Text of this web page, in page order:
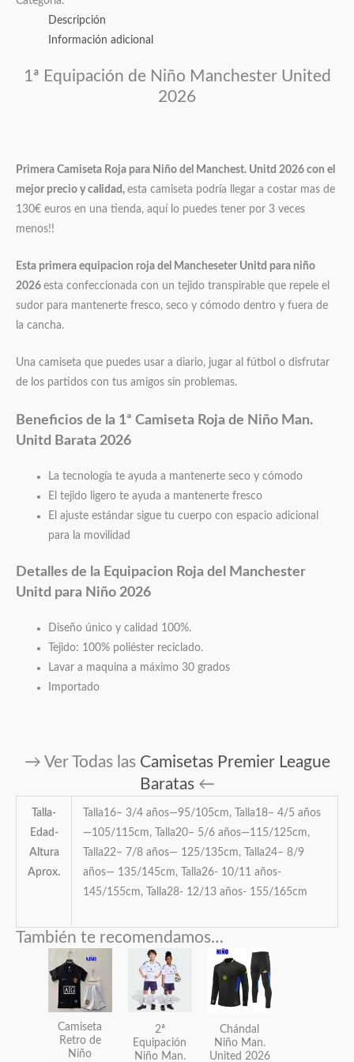
Descripción
Información adicional
1ª Equipación de Niño Manchester United
2026
Primera Camiseta Roja para Niño del Manchest. Unitd 2026 con el
mejor precio y calidad, esta camiseta podría llegar a costar mas de
130€ euros en una tienda, aquí lo puedes tener por 3 veces
menos!!
Esta primera equipacion roja del Mancheseter Unitd para niño
2026 esta confeccionada con un tejido transpirable que repele el
sudor para mantenerte fresco, seco y cómodo dentro y fuera de
la cancha.
Una camiseta que puedes usar a diario, jugar al fútbol o disfrutar
de los partidos con tus amigos sin problemas.
Beneficios de la 1ª Camiseta Roja de Niño Man.
Unitd Barata 2026
La tecnología te ayuda a mantenerte seco y cómodo
El tejido ligero te ayuda a mantenerte fresco
El ajuste estándar sigue tu cuerpo con espacio adicional
para la movilidad
Detalles de la Equipacion Roja del
Manchester
Unitd para Niño 2026
Diseño único y calidad 100%.
Tejido: 100% poliéster reciclado.
Lavar a maquina a máximo 30 grados
Importado
→ Ver Todas las Camisetas Premier League
Baratas←
Talla-
Edad-
Altura
Aprox.
Talla16– 3/4 años—95/105cm, Talla18– 4/5 años
—105/115cm, Talla20– 5/6 años—115/125cm,
Talla22– 7/8 años— 125/135cm, Talla24– 8/9
años— 135/145cm, Talla26- 10/11 años-
145/155cm, Talla28- 12/13 años- 155/165cm
También te recomendamos…
Camiseta
Retro de
Niño
Este
producto
tiene
múltiples
variantes.
Las
2ª
Equipación
Niño Man.
Este
producto
tiene
variantes.
Las
Chándal
Niño Man.
United 2026
Este
producto
tiene
variantes.
Las